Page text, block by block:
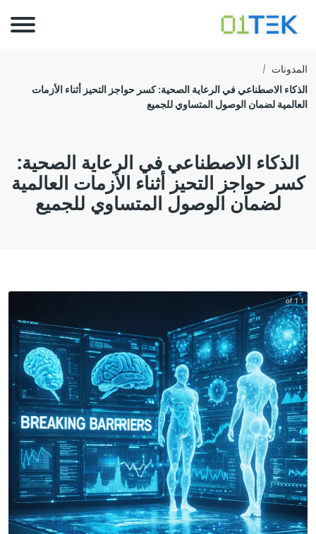
المدونات
الذكاء الاصطناعي في الرعاية الصحية: كسر حواجز التحيز أثناء الأزمات
العالمية لضمان الوصول المتساوي للجميع
الذكاء الاصطناعي في الرعاية الصحية:
كسر حواجز التحيز أثناء الأزمات العالمية
لضمان الوصول المتساوي للجميع
1 of 1